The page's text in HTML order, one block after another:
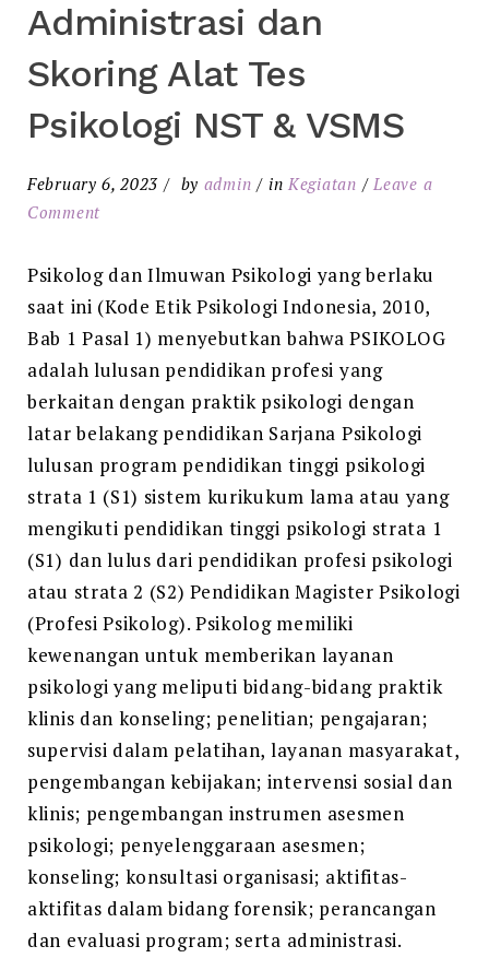
Administrasi dan
Skoring Alat Tes
Psikologi NST & VSMS
February 6, 2023 by admin inKegiatan
Leave a
Comment
Psikolog dan Ilmuwan Psikologi yang berlaku
saat ini (Kode Etik Psikologi Indonesia, 2010,
Bab 1 Pasal 1) menyebutkan bahwa PSIKOLOG
adalah lulusan pendidikan profesi yang
berkaitan dengan praktik psikologi dengan
latar belakang pendidikan Sarjana Psikologi
lulusan program pendidikan tinggi psikologi
strata 1 (S1) sistem kurikukum lama atau yang
mengikuti pendidikan tinggi psikologi strata 1
(S1) dan lulus dari pendidikan profesi psikologi
atau strata 2 (S2) Pendidikan Magister Psikologi
(Profesi Psikolog). Psikolog memiliki
kewenangan untuk memberikan layanan
psikologi yang meliputi bidang-bidang praktik
klinis dan konseling; penelitian; pengajaran;
supervisi dalam pelatihan, layanan masyarakat,
pengembangan kebijakan; intervensi sosial dan
klinis; pengembangan instrumen asesmen
psikologi; penyelenggaraan asesmen;
konseling; konsultasi organisasi; aktifitas-
aktifitas dalam bidang forensik; perancangan
dan evaluasi program; serta administrasi.